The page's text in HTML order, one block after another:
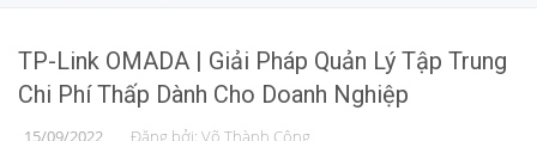
TP-Link OMADA | Giải Pháp Quản Lý Tập Trung
Chi Phí Thấp Dành Cho Doanh Nghiệp
15/09/2022 Đăng bởi: Võ Thành Công